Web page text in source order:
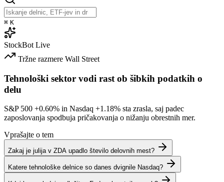
⌘ K
StockBot Live
Tržne razmere Wall Street
Tehnološki sektor vodi rast ob šibkih podatkih o
delu
S&P 500 +0.60% in Nasdaq +1.18% sta zrasla, saj padec
zaposlovanja spodbuja pričakovanja o nižanju obrestnih mer.
Vprašajte o tem
Zakaj je julija v ZDA upadlo število delovnih mest?
Katere tehnološke delnice so danes dvignile Nasdaq?